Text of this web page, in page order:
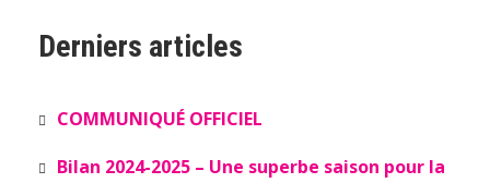
Derniers articles
COMMUNIQUÉ OFFICIEL
Bilan 2024-2025 – Une superbe saison pour la